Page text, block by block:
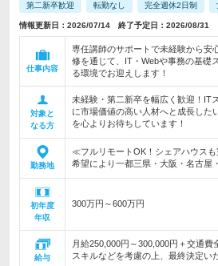
第二新卒歓迎 転勤なし 完全週休2日制
情報更新日：2026/07/14 終了予定日：2026/08/31
仕事内容
専任講師のサポートで未経験から安
修を通じて、IT・Webや事務の基礎
る環境でお迎えします！
対象と
なる方
未経験・第二新卒を幅広く歓迎！IT
に市場価値の高い人材へと成長した
を心よりお待ちしています！
勤務地
≪フルリモートOK！シェアハウス
希望により一都三県・大阪・名古屋
初年度
年収
300万円～600万円
給与
月給250,000円～300,000円＋交通
スキルなどを考慮の上、最終決定い